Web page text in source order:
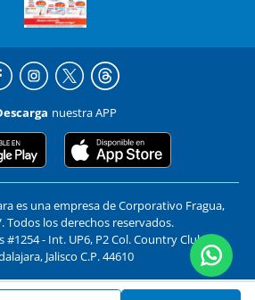
nuestra APP
es una empresa de Corporativo Fragua,
Todos los derechos reservados.
#1254 - Int. UP6, P2 Col. Country Club,
Jalisco C.P. 44610